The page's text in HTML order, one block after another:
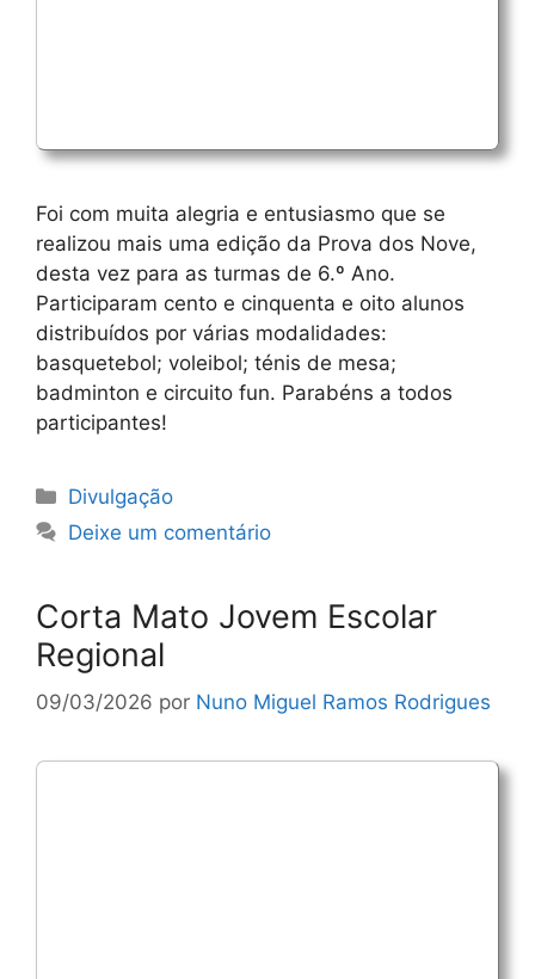
Foi com muita alegria e entusiasmo que se
realizou mais uma edição da Prova dos Nove,
desta vez para as turmas de 6.º Ano.
Participaram cento e cinquenta e oito alunos
distribuídos por várias modalidades:
basquetebol; voleibol; ténis de mesa;
badminton e circuito fun. ​Parabéns a todos
participantes!
Categorias
Divulgação
Deixe um comentário
Corta Mato Jovem Escolar
Regional
09/03/2026 por Nuno Miguel Ramos Rodrigues